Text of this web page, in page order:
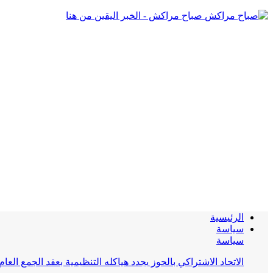
صباح مراكش - الخبر اليقين من هنا
الرئيسية
سياسة
سياسة
الاتحاد الاشتراكي بالحوز يجدد هياكله التنظيمية بعقد الجمع